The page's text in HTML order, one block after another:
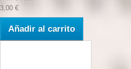
3,00 €
Añadir al carrito